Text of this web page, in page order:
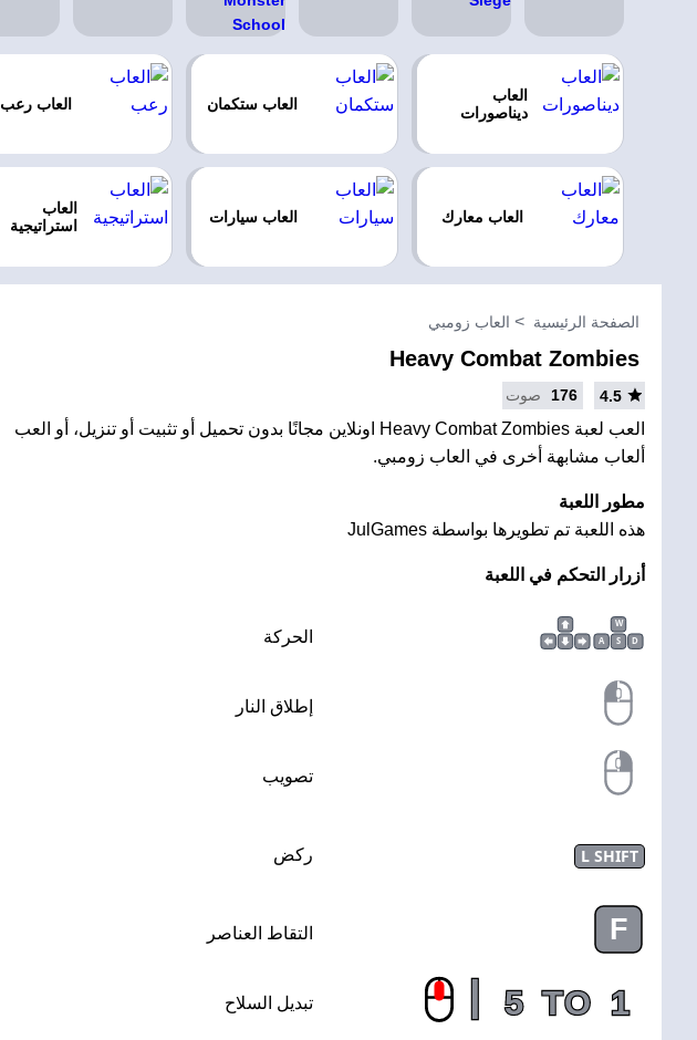
العاب
ديناصورات
العاب ستكمان العاب رعب
العاب معارك العاب سيارات
العاب
استراتيجية
الصفحة الرئيسية العاب زومبي
Heavy Combat Zombies
4.5
176 صوت
العب لعبة Heavy Combat Zombies اونلاين مجانًا بدون تحميل أو تثبيت أو تنزيل، أو العب
ألعاب مشابهة أخرى في العاب زومبي.
مطور اللعبة
هذه اللعبة تم تطويرها بواسطة JulGames
أزرار التحكم في اللعبة
W
A
S D الحركة
إطلاق النار
تصويب
L SHIFT ركض
F التقاط العناصر
1
TO
5
| تبديل السلاح